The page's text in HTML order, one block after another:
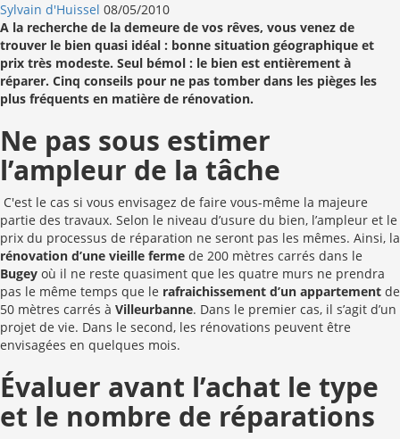
Sylvain d'Huissel 08/05/2010
A la recherche de la demeure de vos rêves, vous venez de
trouver le bien quasi idéal : bonne situation géographique et
prix très modeste. Seul bémol : le bien est entièrement à
réparer. Cinq conseils pour ne pas tomber dans les pièges les
plus fréquents en matière de rénovation.
Ne pas sous estimer
l’ampleur de la tâche
C'est le cas si vous envisagez de faire vous-même la majeure
partie des travaux. Selon le niveau d’usure du bien, l’ampleur et le
prix du processus de réparation ne seront pas les mêmes. Ainsi, la
rénovation d’une vieille ferme de 200 mètres carrés dans le
Bugey où il ne reste quasiment que les quatre murs ne prendra
pas le même temps que le rafraichissement d’un appartement de
50 mètres carrés à Villeurbanne. Dans le premier cas, il s’agit d’un
projet de vie. Dans le second, les rénovations peuvent être
envisagées en quelques mois.
Évaluer avant l’achat le type
et le nombre de réparations